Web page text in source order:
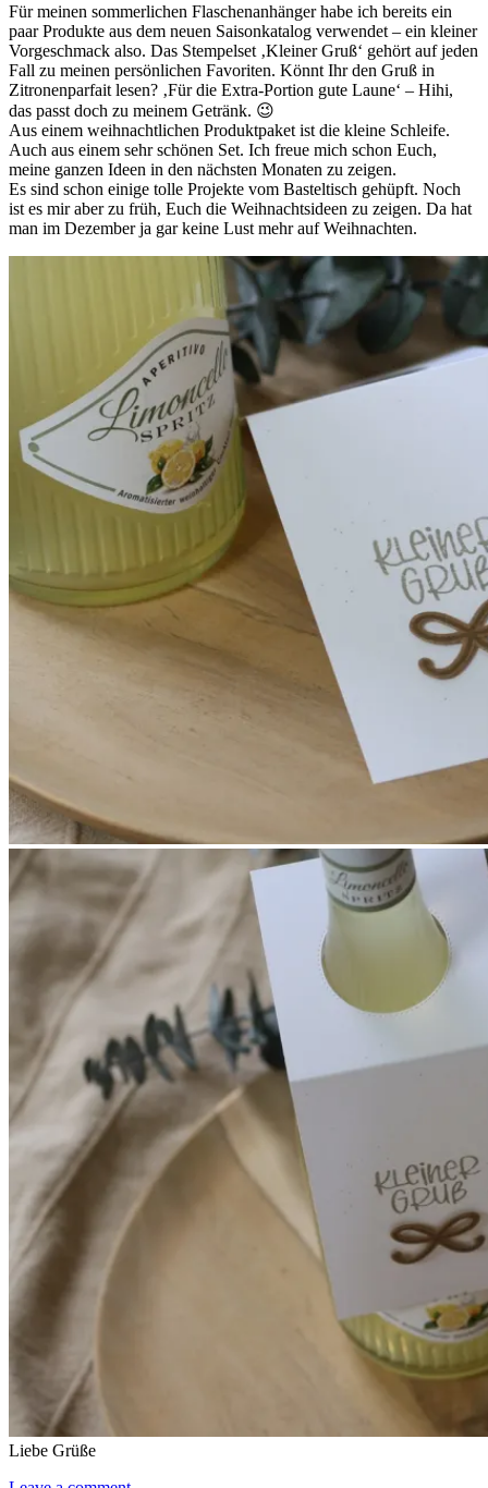
Für meinen sommerlichen Flaschenanhänger habe ich bereits ein
paar Produkte aus dem neuen Saisonkatalog verwendet – ein kleiner
Vorgeschmack also. Das Stempelset ‚Kleiner Gruß‘ gehört auf jeden
Fall zu meinen persönlichen Favoriten. Könnt Ihr den Gruß in
Zitronenparfait lesen? ‚Für die Extra-Portion gute Laune‘ – Hihi,
das passt doch zu meinem Getränk. 😉
Aus einem weihnachtlichen Produktpaket ist die kleine Schleife.
Auch aus einem sehr schönen Set. Ich freue mich schon Euch,
meine ganzen Ideen in den nächsten Monaten zu zeigen.
Es sind schon einige tolle Projekte vom Basteltisch gehüpft. Noch
ist es mir aber zu früh, Euch die Weihnachtsideen zu zeigen. Da hat
man im Dezember ja gar keine Lust mehr auf Weihnachten.
Liebe Grüße